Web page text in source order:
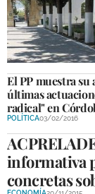
El PP muestra su
últimas
radical" en
POLÍTICA03/02/2016
informativa
concretas